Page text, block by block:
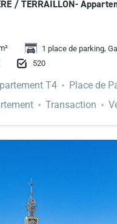
/ TERRAILLON-
1 place de parking ,
520
T4
Place de
Transaction